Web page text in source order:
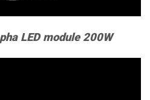
LED module 200W